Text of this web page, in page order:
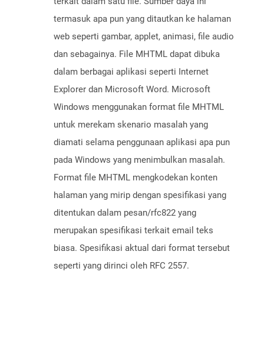
termasuk apa pun yang ditautkan ke halaman
web seperti gambar, applet, animasi, file audio
dan sebagainya. File MHTML dapat dibuka
dalam berbagai aplikasi seperti Internet
Explorer dan Microsoft Word. Microsoft
Windows menggunakan format file MHTML
untuk merekam skenario masalah yang
diamati selama penggunaan aplikasi apa pun
pada Windows yang menimbulkan masalah.
Format file MHTML mengkodekan konten
halaman yang mirip dengan spesifikasi yang
ditentukan dalam pesan/rfc822 yang
merupakan spesifikasi terkait email teks
biasa. Spesifikasi aktual dari format tersebut
seperti yang dirinci oleh RFC 2557.